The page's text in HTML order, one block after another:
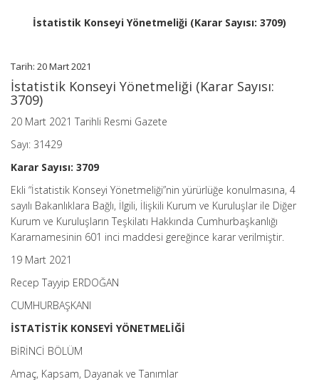
İstatistik Konseyi Yönetmeliği (Karar Sayısı: 3709)
Tarih: 20 Mart 2021
İstatistik Konseyi Yönetmeliği (Karar Sayısı:
3709)
20 Mart 2021 Tarihli Resmi Gazete
Sayı: 31429
Karar Sayısı: 3709
Ekli “İstatistik Konseyi Yönetmeliği”nin yürürlüğe konulmasına, 4
sayılı Bakanlıklara Bağlı, İlgili, İlişkili Kurum ve Kuruluşlar ile Diğer
Kurum ve Kuruluşların Teşkilatı Hakkında Cumhurbaşkanlığı
Kararnamesinin 601 inci maddesi gereğince karar verilmiştir.
19 Mart 2021
Recep Tayyip ERDOĞAN
CUMHURBAŞKANI
İSTATİSTİK KONSEYİ YÖNETMELİĞİ
BİRİNCİ BÖLÜM
Amaç, Kapsam, Dayanak ve Tanımlar